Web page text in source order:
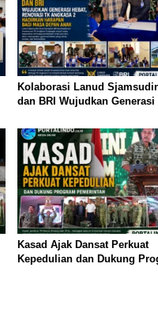
Kolaborasi Lanud
dan BRI Wujudkan Generasi
Harapan bagi Masa Depan
Kasad Ajak Dansat Perkuat
Kepedulian dan Dukung